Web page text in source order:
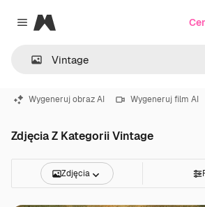
Close menu
Magnific
Wygeneruj obraz AI Wygeneruj film AI
Zdjęcia Z Kategorii Vintage
Zdjęcia